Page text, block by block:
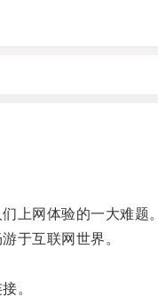
上网体验的一大难题。
于互联网世界。
。